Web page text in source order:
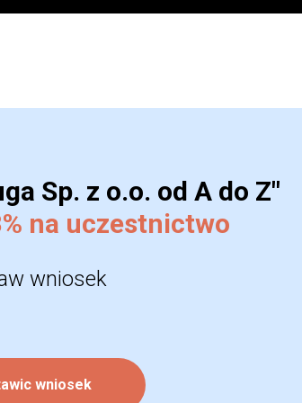
Sp. z o.o. od A do Z"
na uczestnictwo
wniosek
wniosek